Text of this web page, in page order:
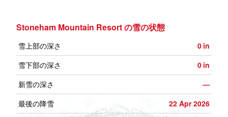
Stoneham Mountain Resort の雪の状態
雪上部の深さ 0 in
雪下部の深さ
0 in
新雪の深さ
—
最後の降雪
22 Apr 2026